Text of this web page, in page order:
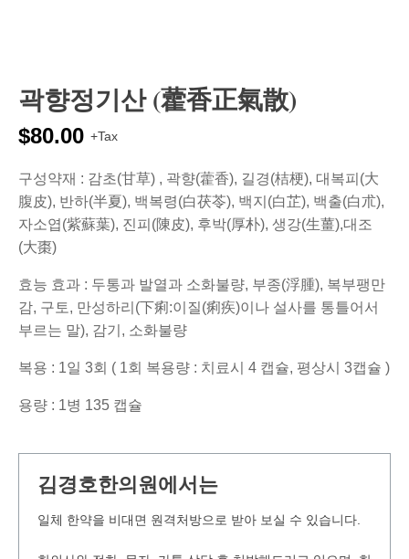
곽향정기산 (藿香正氣散)
$80.00 +Tax
구성약재 : 감초(甘草) , 곽향(藿香), 길경(桔梗), 대복피(大
腹皮), 반하(半夏), 백복령(白茯苓), 백지(白芷), 백출(白朮),
자소엽(紫蘇葉), 진피(陳皮), 후박(厚朴), 생강(生薑),대조
(大棗)
효능 효과 : 두통과 발열과 소화불량, 부종(浮腫), 복부팽만
감, 구토, 만성하리(下痢:이질(痢疾)이나 설사를 통틀어서
부르는 말), 감기, 소화불량
복용 : 1일 3회 ( 1회 복용량 : 치료시 4 캡슐, 평상시 3캡슐 )
용량 : 1병 135 캡슐
김경호한의원에서는
일체 한약을 비대면 원격처방으로 받아 보실 수 있습니다.